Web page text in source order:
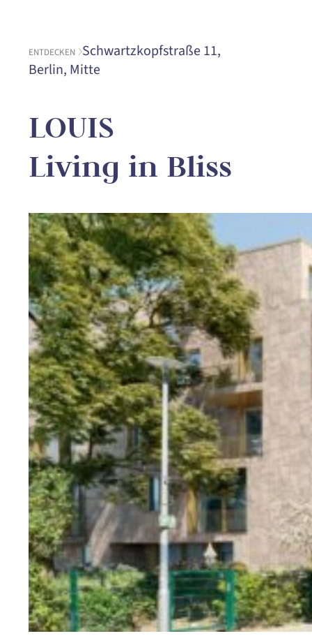
ENTDECKEN
Schwartzkopfstraße 11,
Berlin, Mitte
LOUIS
Living in Bliss